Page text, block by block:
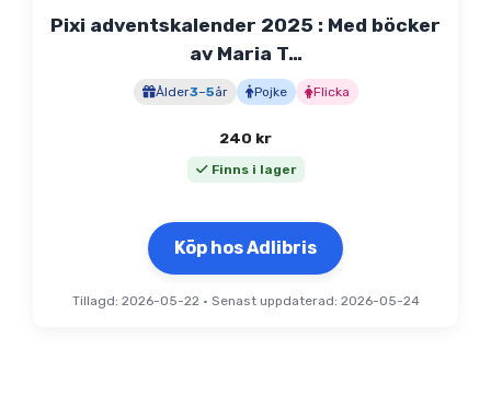
Pixi adventskalender 2025 : Med böcker
av Maria T…
Ålder3–5år Pojke Flicka
240 kr
Finns i lager
Köp hos Adlibris
Tillagd: 2026-05-22• Senast uppdaterad: 2026-05-24